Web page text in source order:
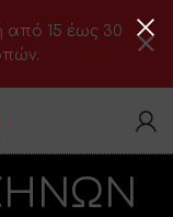
από 15 έως 30